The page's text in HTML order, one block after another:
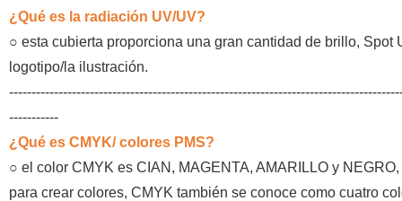
¿Qué es la radiación UV/UV?
○ esta cubierta proporciona una gran cantidad de brillo,
logotipo/la ilustración.
-----------
¿Qué es CMYK/ colores PMS?
○ el color CMYK es CIAN, MAGENTA, AMARILLO y
para crear colores, CMYK también se conoce como cuatro